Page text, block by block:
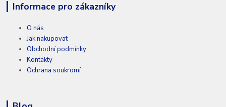
Informace pro zákazníky
O nás
Jak nakupovat
Obchodní podmínky
Kontakty
Ochrana soukromí